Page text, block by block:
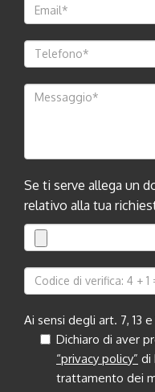
Se ti serve allega un
relativo alla tua
Ai sensi degli art. 7, 13
Dichiaro di aver
“privacy policy” di
trattamento dei